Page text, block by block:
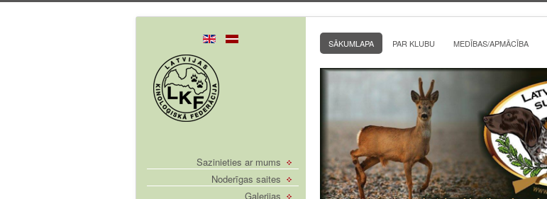
Sazinieties ar mums
Noderīgas saites
Galerijas
SĀKUMLAPA PAR KLUBU MEDĪBAS/APMĀCĪBA